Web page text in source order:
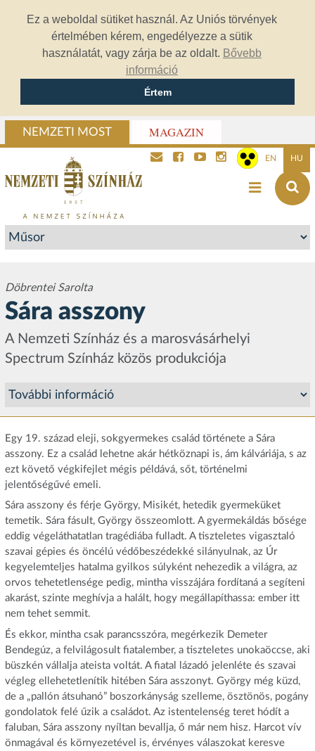
Ez a weboldal sütiket használ. Az Uniós törvények
értelmében kérem, engedélyezze a sütik
használatát, vagy zárja be az oldalt. Bővebb
információ
Értem
NEMZETI MOST MAGAZIN
EN HU
Döbrentei Sarolta
Sára asszony
A Nemzeti Színház és a marosvásárhelyi
Spectrum Színház közös produkciója
Egy 19. század eleji, sokgyermekes család története a Sára
asszony. Ez a család lehetne akár hétköznapi is, ám kálváriája, s az
ezt követő végkifejlet mégis példává, sőt, történelmi
jelentőségűvé emeli.
Sára asszony és férje György, Misikét, hetedik gyermeküket
temetik. Sára fásult, György összeomlott. A gyermekáldás bősége
eddig végeláthatatlan tragédiába fulladt. A tiszteletes vigasztaló
szavai gépies és öncélú védőbeszédekké silányulnak, az Úr
kegyelemteljes hatalma gyilkos súlyként nehezedik a világra, az
orvos tehetetlensége pedig, mintha visszájára fordítaná a segíteni
akarást, szinte meghívja a halált, hogy megállapíthassa: ember itt
nem tehet semmit.
És ekkor, mintha csak parancsszóra, megérkezik Demeter
Bendegúz, a felvilágosult fiatalember, a tiszteletes unokaöccse, aki
büszkén vállalja ateista voltát. A fiatal lázadó jelenléte és szavai
végleg ellehetetlenítik hitében Sára asszonyt. György még küzd,
de a „pallón átsuhanó” boszorkányság szelleme, ösztönös, pogány
gondolatok felé űzik a családot. Az istentelenség teret hódít a
faluban, Sára asszony nyíltan bevallja, ő már nem hisz. Harcot vív
önmagával és környezetével is, érvényes válaszokat keresve